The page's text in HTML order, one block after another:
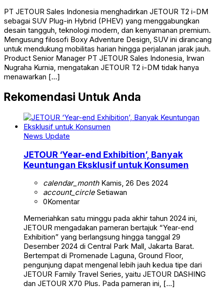
PT JETOUR Sales Indonesia menghadirkan JETOUR T2 i-DM
sebagai SUV Plug-in Hybrid (PHEV) yang menggabungkan
desain tangguh, teknologi modern, dan kenyamanan premium.
Mengusung filosofi Boxy Adventure Design, SUV ini dirancang
untuk mendukung mobilitas harian hingga perjalanan jarak jauh.
Product Senior Manager PT JETOUR Sales Indonesia, Irwan
Nugraha Kurnia, mengatakan JETOUR T2 i-DM tidak hanya
menawarkan […]
Rekomendasi Untuk Anda
News Update
JETOUR ‘Year-end Exhibition’, Banyak
Keuntungan Eksklusif untuk Konsumen
calendar_monthKamis, 26 Des 2024
account_circleSetiawan
0Komentar
Memeriahkan satu minggu pada akhir tahun 2024 ini,
JETOUR mengadakan pameran bertajuk “Year-end
Exhibition” yang berlangsung hingga tanggal 29
Desember 2024 di Central Park Mall, Jakarta Barat.
Bertempat di Promenade Laguna, Ground Floor,
pengunjung dapat mengenal lebih jauh kedua tipe dari
JETOUR Family Travel Series, yaitu JETOUR DASHING
dan JETOUR X70 Plus. Pada pameran ini, […]